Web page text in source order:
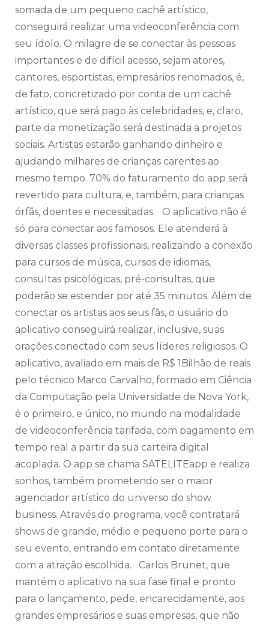
somada de um pequeno cachê artístico,
conseguirá realizar uma videoconferência com
seu ídolo. O milagre de se conectar às pessoas
importantes e de difícil acesso, sejam atores,
cantores, esportistas, empresários renomados, é,
de fato, concretizado por conta de um cachê
artístico, que será pago às celebridades, e, claro,
parte da monetização será destinada a projetos
sociais. Artistas estarão ganhando dinheiro e
ajudando milhares de crianças carentes ao
mesmo tempo. 70% do faturamento do app será
revertido para cultura, e, também, para crianças
órfãs, doentes e necessitadas. O aplicativo não é
só para conectar aos famosos. Ele atenderá à
diversas classes profissionais, realizando a conexão
para cursos de música, cursos de idiomas,
consultas psicológicas, pré-consultas, que
poderão se estender por até 35 minutos. Além de
conectar os artistas aos seus fãs, o usuário do
aplicativo conseguirá realizar, inclusive, suas
orações conectado com seus líderes religiosos. O
aplicativo, avaliado em mais de R$ 1Bilhão de reais
pelo técnico Marco Carvalho, formado em Ciência
da Computação pela Universidade de Nova York,
é o primeiro, e único, no mundo na modalidade
de videoconferência tarifada, com pagamento em
tempo real a partir da sua carteira digital
acoplada. O app se chama SATELITEapp e realiza
sonhos, também prometendo ser o maior
agenciador artístico do universo do show
business. Através do programa, você contratará
shows de grande, médio e pequeno porte para o
seu evento, entrando em contato diretamente
com a atração escolhida. Carlos Brunet, que
mantém o aplicativo na sua fase final e pronto
para o lançamento, pede, encarecidamente, aos
grandes empresários e suas empresas, que não